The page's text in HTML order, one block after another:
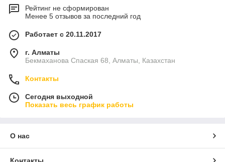
Рейтинг не сформирован
Менее 5 отзывов за последний год
Работает с 20.11.2017
г. Алматы
Бекмаханова Спаская 68, Алматы, Казахстан
Контакты
Сегодня выходной
Показать весь график работы
О нас